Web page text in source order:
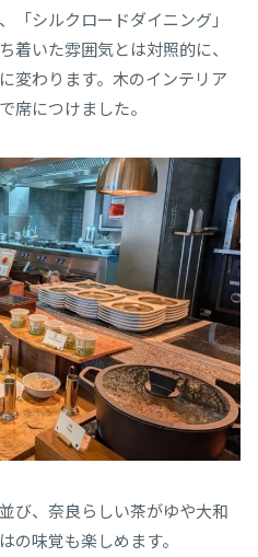
「シルクロードダイニング」
着いた雰囲気とは対照的に、
変わります。木のインテリア
席につけました。
び、奈良らしい茶がゆや大和
味覚も楽しめます。